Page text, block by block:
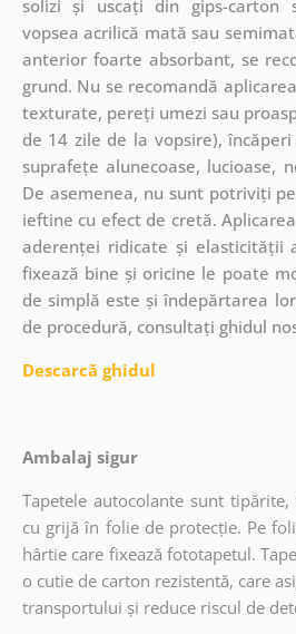
solizi și uscați din gips-carton
vopsea acrilică mată sau
anterior foarte absorbant, se
grund. Nu se recomandă
texturate, pereți umezi sau
de 14 zile de la vopsire),
suprafețe alunecoase, lucioase,
De asemenea, nu sunt potriviți
ieftine cu efect de cretă.
aderenței ridicate și elasticității
fixează bine și oricine le poate
de simplă este și îndepărtarea
de procedură, consultați ghidul
Descarcă ghidul
Ambalaj sigur
Tapetele autocolante sunt
cu grijă în folie de protecție. Pe
hârtie care fixează fototapetul.
o cutie de carton rezistentă, care
transportului și reduce riscul de